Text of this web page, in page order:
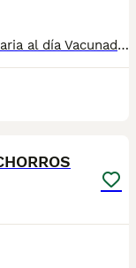
Entrega en toda España Cartilla veterinaria al día Vacunados!!!!! y desparasitados según edad Microchip incluido Revisados por veterinario Cachorros socializados y acostumbrados al contacto humano Asesoramiento antes y después de la entrega 670864332 ADEMAS NO COBRAMOS NI UN EURO POR ADELANTADO , PASA QUE PAGAS Y LUEGO NO TE LLEGA NADA !!!!! los cachorros están socializados y en perfectas condiciones , mejor escríbenos al what y te detallamos info si quieres tener una buena experiencia este es tu sitio. . GRACIAS .......................................................................